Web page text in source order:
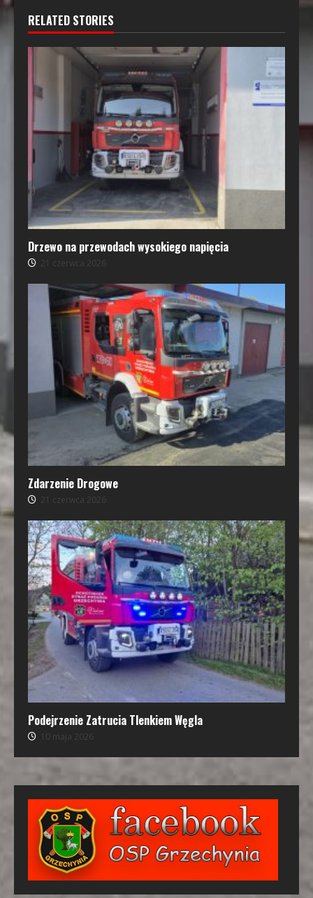
RELATED STORIES
Drzewo na przewodach wysokiego napięcia
21 czerwca 2026
Zdarzenie Drogowe
21 czerwca 2026
Podejrzenie Zatrucia Tlenkiem Węgla
10 maja 2026